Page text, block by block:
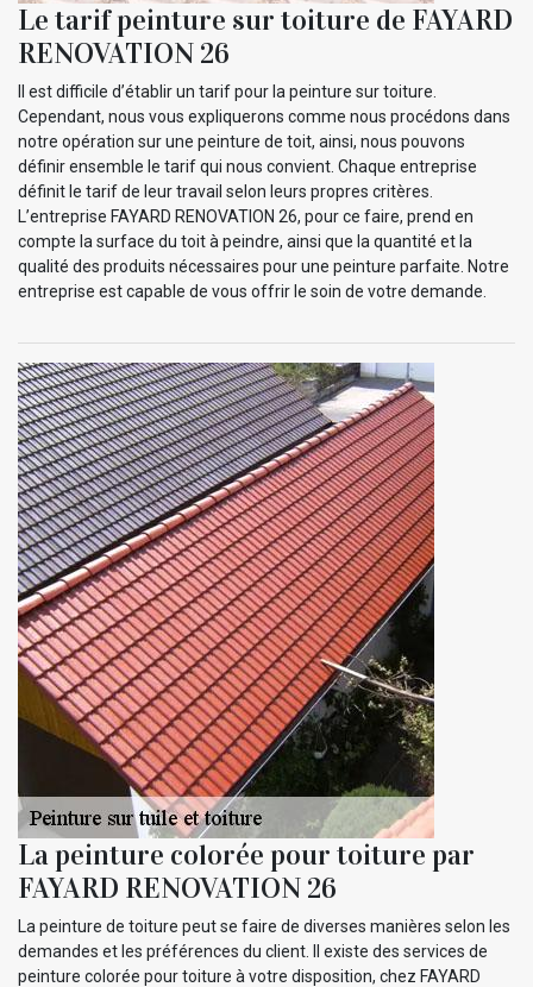
Le tarif peinture sur toiture de FAYARD
RENOVATION 26
Il est difficile d’établir un tarif pour la peinture sur toiture.
Cependant, nous vous expliquerons comme nous procédons dans
notre opération sur une peinture de toit, ainsi, nous pouvons
définir ensemble le tarif qui nous convient. Chaque entreprise
définit le tarif de leur travail selon leurs propres critères.
L’entreprise FAYARD RENOVATION 26, pour ce faire, prend en
compte la surface du toit à peindre, ainsi que la quantité et la
qualité des produits nécessaires pour une peinture parfaite. Notre
entreprise est capable de vous offrir le soin de votre demande.
La peinture colorée pour toiture par
FAYARD RENOVATION 26
La peinture de toiture peut se faire de diverses manières selon les
demandes et les préférences du client. Il existe des services de
peinture colorée pour toiture à votre disposition, chez FAYARD